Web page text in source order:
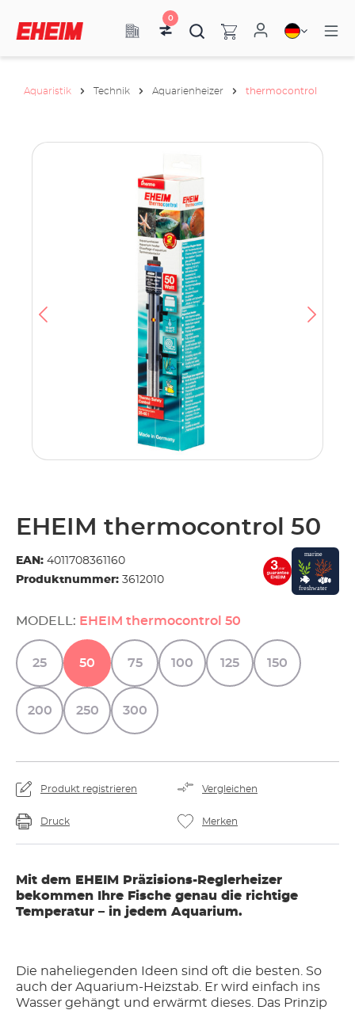
0
Aquaristik Technik Aquarienheizer thermocontrol
EHEIM thermocontrol 50
EAN: 4011708361160
Produktnummer: 3612010
MODELL: EHEIM thermocontrol 50
25 50 75 100 125 150
200 250 300
Produkt registrieren Vergleichen
Druck Merken
Mit dem EHEIM Präzisions-Reglerheizer
bekommen Ihre Fische genau die richtige
Temperatur – in jedem Aquarium.
Die naheliegenden Ideen sind oft die besten. So
auch der Aquarium-Heizstab. Er wird einfach ins
Wasser gehängt und erwärmt dieses. Das Prinzip